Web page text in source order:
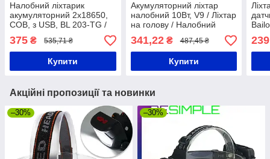
Налобний ліхтарик
акумуляторний 2x18650,
COB, з USB, BL 203-TG /
Ліхтар на голову / Ліхтарик
на лоб
375 ₴ 535,71 ₴
Купити
Акумуляторний ліхтар
налобний 10Вт, V9 / Ліхтар
на голову / Налобний
ліхтарик
341,22₴ 487,45 ₴
Купити
на
Акційні пропозиції та новинки
–30% –30%